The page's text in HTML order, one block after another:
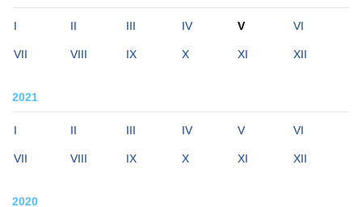
I II III IV V VI
VII VIII IX X XI XII
2021
I II III IV V VI
VII VIII IX X XI XII
2020